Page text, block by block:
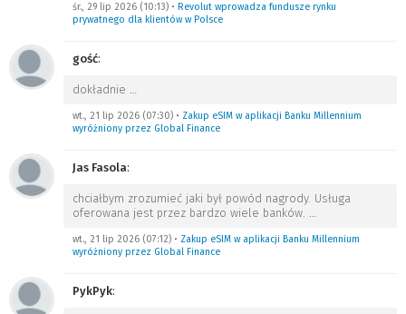
śr., 29 lip 2026 (10:13) • Revolut wprowadza fundusze rynku
prywatnego dla klientów w Polsce
gość:
dokładnie …
wt., 21 lip 2026 (07:30) • Zakup eSIM w aplikacji Banku Millennium
wyróżniony przez Global Finance
Jas Fasola:
chciałbym zrozumieć jaki był powód nagrody. Usługa
oferowana jest przez bardzo wiele banków. …
wt., 21 lip 2026 (07:12) • Zakup eSIM w aplikacji Banku Millennium
wyróżniony przez Global Finance
PykPyk: